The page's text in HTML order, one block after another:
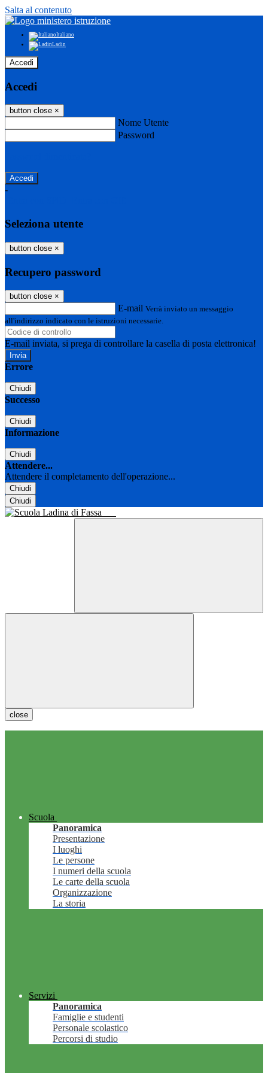
Salta al contenuto
Italiano
Ladin
Accedi
Accedi
button close ×
Nome Utente
Password
-
Seleziona utente
button close ×
Recupero password
button close ×
E-mail Verrà inviato un messaggio
all'indirizzo indicato con le istruzioni necessarie.
E-mail inviata, si prega di controllare la casella di posta elettronica!
Errore
Chiudi
Successo
Chiudi
Informazione
Chiudi
Attendere...
Attendere il completamento dell'operazione...
Chiudi
Chiudi
close
Scuola
Panoramica
Presentazione
I luoghi
Le persone
I numeri della scuola
Le carte della scuola
Organizzazione
La storia
Servizi
Panoramica
Famiglie e studenti
Personale scolastico
Percorsi di studio